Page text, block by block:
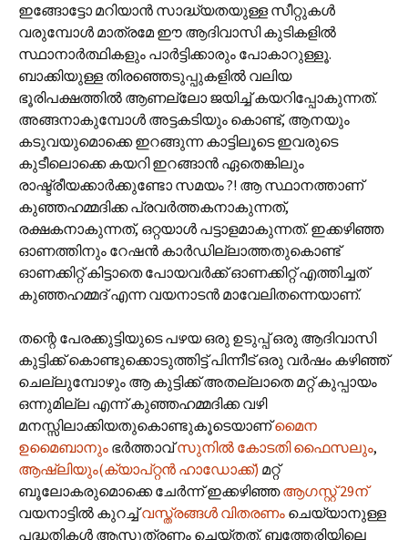
ഇങ്ങോട്ടോ മറിയാന്‍ സാദ്ധ്യതയുള്ള സീറ്റുകള്‍
വരുമ്പോള്‍ മാത്രമേ ഈ ആദിവാസി കുടികളില്‍
സ്ഥാനാര്‍ത്ഥികളും പാര്‍ട്ടിക്കാരും പോകാറുള്ളൂ.
ബാക്കിയുള്ള തിരഞ്ഞെടുപ്പുകളില്‍ വലിയ
ഭൂരിപക്ഷത്തില്‍ ആണല്ലോ ജയിച്ച് കയറിപ്പോകുന്നത്.
അങ്ങനാകുമ്പോള്‍ അട്ടകടിയും കൊണ്ട്, ആനയും
കടുവയുമൊക്കെ ഇറങ്ങുന്ന കാട്ടിലൂടെ ഇവരുടെ
കുടീലൊക്കെ കയറി ഇറങ്ങാന്‍ ഏതെങ്കിലും
രാഷ്ട്രീയക്കാര്‍ക്കുണ്ടോ സമയം ?! ആ സ്ഥാനത്താണ്
കുഞ്ഞഹമ്മദിക്ക പ്രവര്‍ത്തകനാകുന്നത്,
രക്ഷകനാകുന്നത്, ഒറ്റയാള്‍ പട്ടാളമാകുന്നത്. ഇക്കഴിഞ്ഞ
ഓണത്തിനും റേഷന്‍‌ കാര്‍ഡില്ലാത്തതുകൊണ്ട്
ഓണക്കിറ്റ് കിട്ടാതെ പോയവര്‍ക്ക് ഓണക്കിറ്റ് എത്തിച്ചത്
കുഞ്ഞഹമ്മദ് എന്ന വയനാടന്‍ മാവേലിതന്നെയാണ്.
തന്റെ പേരക്കുട്ടിയുടെ പഴയ ഒരു ഉടുപ്പ് ഒരു ആദിവാസി
കുട്ടിക്ക് കൊണ്ടുക്കൊടുത്തിട്ട് പിന്നീട് ഒരു വര്‍ഷം കഴിഞ്ഞ്
ചെല്ലുമ്പോഴും ആ കുട്ടിക്ക് അതല്ലാതെ മറ്റ് കുപ്പായം
ഒന്നുമില്ല എന്ന് കുഞ്ഞഹമ്മദിക്ക വഴി
മനസ്സിലാക്കിയതുകൊണ്ടുകൂടെയാണ്മൈന
ഉമൈബാനും ഭര്‍ത്താവ്സുനില്‍ കോടതി ഫൈസലും,
ആഷ്‌ലിയും(ക്യാപ്റ്റന്‍ ഹാഡോക്ക്) മറ്റ്
ബൂലോകരുമൊക്കെ ചേര്‍ന്ന് ഇക്കഴിഞ്ഞആഗസ്റ്റ് 29ന്
വയനാട്ടില്‍ കുറച്ച്വസ്ത്രങ്ങള്‍ വിതരണം ചെയ്യാനുള്ള
പദ്ധതികള്‍ ആസൂത്രണം ചെയ്തത്. ബത്തേരിയിലെ